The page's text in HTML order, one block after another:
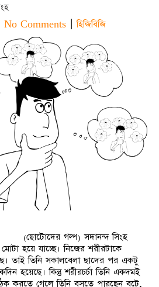
No Comments |হিজিবিজি
গল্প) সদানন্দ সিংহ
মোটা হয়ে যাচ্ছে। নিজের শরীরটাকে
তাই তিনি সকালবেলা ছাদের পর একটু
হয়েছে। কিন্তু শরীরচর্চা তিনি একদমই
করতে গেলে তিনি বসতে পারছেন বটে,